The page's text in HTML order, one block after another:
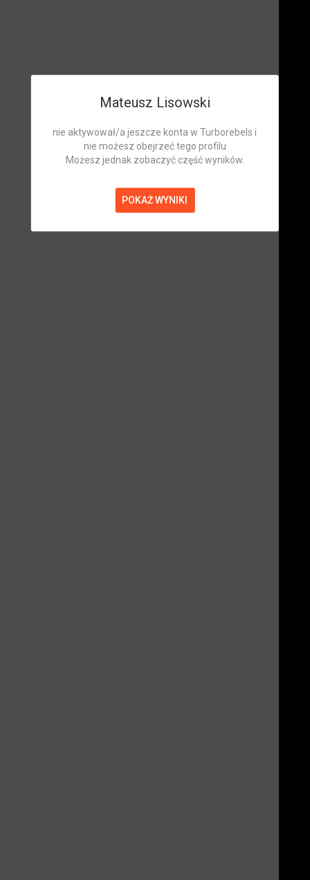
Mateusz Lisowski
nie aktywował/a jeszcze konta w Turborebels i
nie możesz obejrzeć tego profilu
Możesz jednak zobaczyć część wyników.
POKAŻ WYNIKI